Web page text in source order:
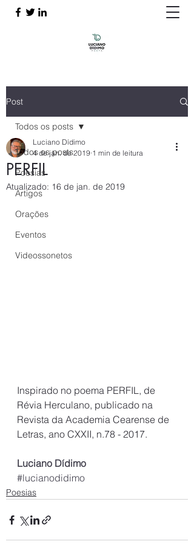
Post
Todos os posts
Poesias
Artigos
Orações
Eventos
Videossonetos
Todos os posts
PERFIL
Luciano Dídimo
4 de jan. de 2019 1 min de leitura
Atualizado: 16 de jan. de 2019
Inspirado no poema PERFIL, de
Révia Herculano, publicado na
Revista da Academia Cearense de
Letras, ano CXXII, n.78 - 2017.
Luciano Dídimo
#lucianodidimo
Poesias